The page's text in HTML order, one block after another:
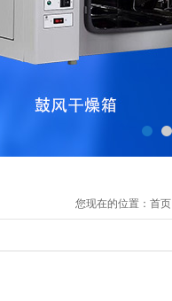
您现在的位置： 首页